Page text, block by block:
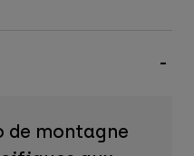
de montagne